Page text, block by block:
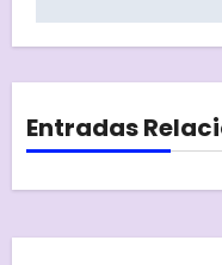
Entradas